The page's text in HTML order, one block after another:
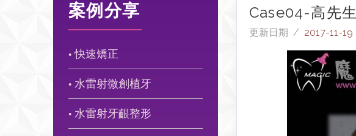
案例分享
● 快速矯正
● 水雷射微創植牙
● 水雷射牙齦整形
Case04-高先生
更新日期 / 2017-11-19